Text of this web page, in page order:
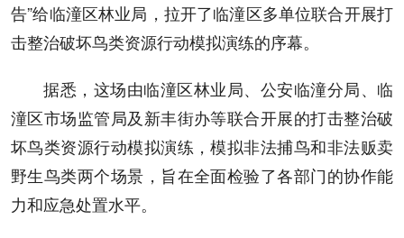
告”给临潼区林业局，拉开了临潼区多单位联合开展打
击整治破坏鸟类资源行动模拟演练的序幕。
据悉，这场由临潼区林业局、公安临潼分局、临
潼区市场监管局及新丰街办等联合开展的打击整治破
坏鸟类资源行动模拟演练，模拟非法捕鸟和非法贩卖
野生鸟类两个场景，旨在全面检验了各部门的协作能
力和应急处置水平。